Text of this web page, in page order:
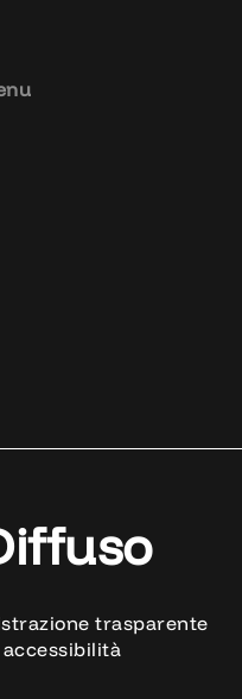
trasparente